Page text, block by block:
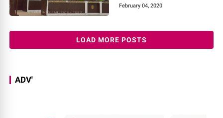
February 04, 2020
LOAD MORE POSTS
ADV'